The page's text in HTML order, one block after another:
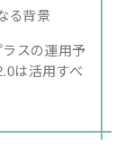
る背景
ラスの運用予
は活用すべ